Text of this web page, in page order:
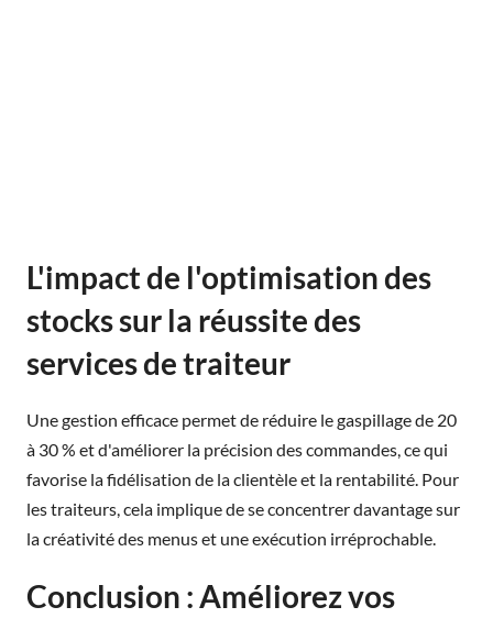
L'impact de l'optimisation des
stocks sur la réussite des
services de traiteur
Une gestion efficace permet de réduire le gaspillage de 20
à 30 % et d'améliorer la précision des commandes, ce qui
favorise la fidélisation de la clientèle et la rentabilité. Pour
les traiteurs, cela implique de se concentrer davantage sur
la créativité des menus et une exécution irréprochable.
Conclusion : Améliorez vos